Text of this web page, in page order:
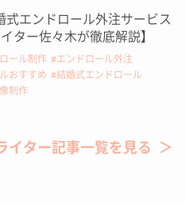
エンドロール外注サービス
ター佐々木が徹底解説】
ール制作
エンドロール外注
おすすめ
結婚式エンドロール
制作
イター記事一覧を見る